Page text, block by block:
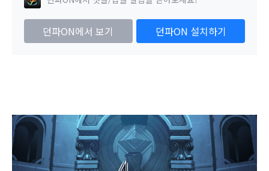
던파ON에서 보기 던파ON 설치하기